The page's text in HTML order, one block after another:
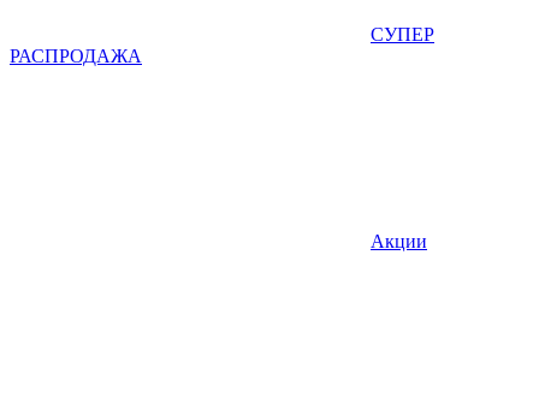
СУПЕР
РАСПРОДАЖА
Акции